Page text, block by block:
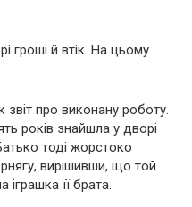
гроші й втік. На цьому
про виконану роботу.
років знайшла у дворі
тоді жорстоко
вирішивши, що той
іграшка її брата.